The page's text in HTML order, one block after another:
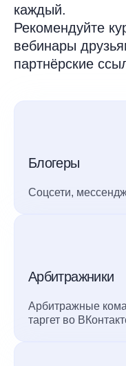
каждый.
Рекомендуйте
вебинары
партнёрские
Блогеры
Соцсети,
Арбитражники
Арбитражные
таргет во